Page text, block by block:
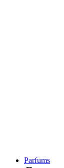
Parfums